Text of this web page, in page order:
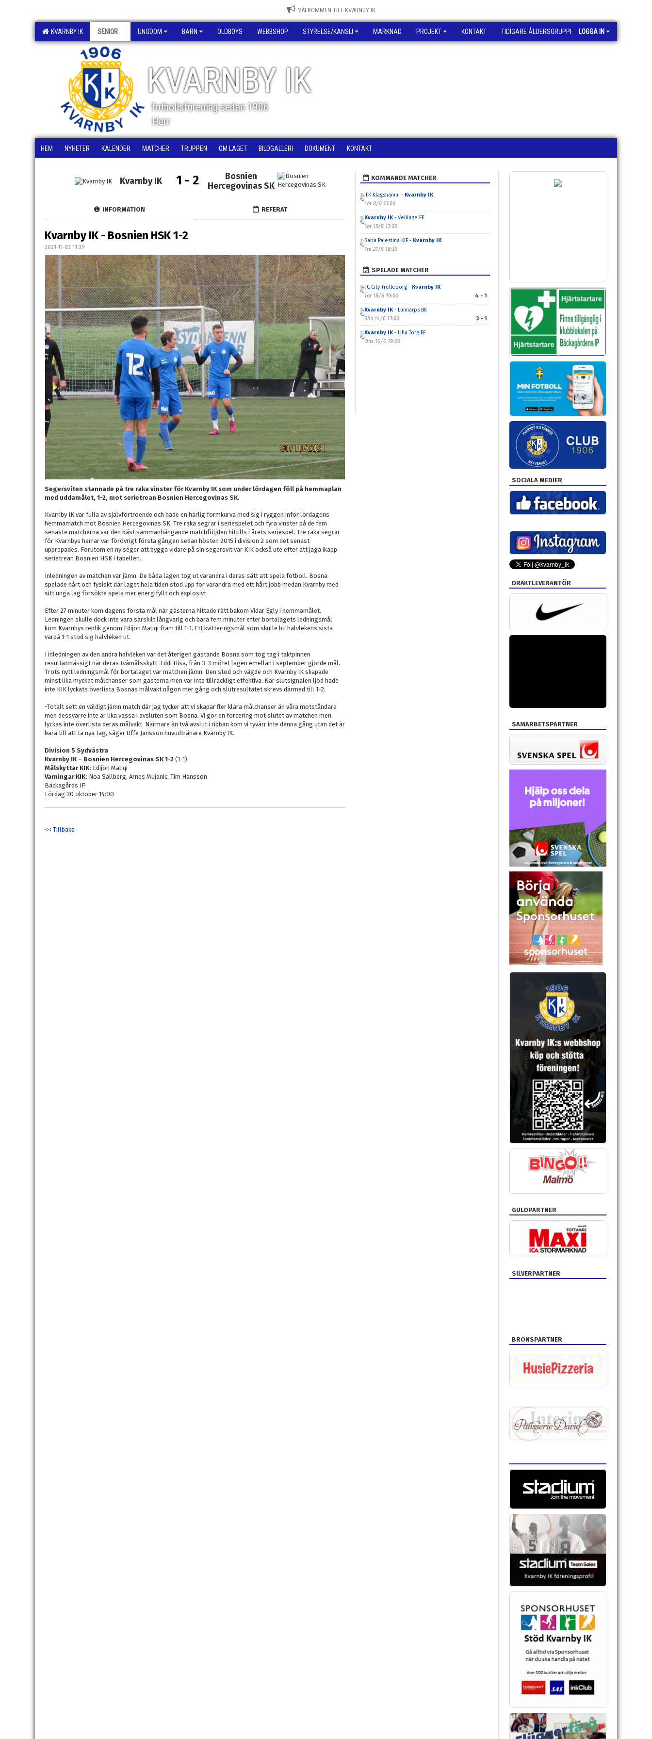
VÄLKOMMEN TILL KVARNBY IK
KVARNBY IK SENIOR UNGDOM BARN OLDBOYS WEBBSHOP STYRELSE/KANSLI MARKNAD PROJEKT KONTAKT TIDIGARE ÅLDERSGRUPPER LOGGA IN
KVARNBY IK
fotbollsförening sedan 1906
Herr
HEM NYHETER KALENDER MATCHER TRUPPEN OM LAGET BILDGALLERI DOKUMENT KONTAKT
Kvarnby IK 1 - 2
Bosnien
Hercegovinas SK
INFORMATION REFERAT
Kvarnby IK - Bosnien HSK 1-2
2021-11-03 11:39
Segersviten stannade på tre raka vinster för Kvarnby IK som under lördagen föll på hemmaplan
med uddamålet, 1-2, mot serietrean Bosnien Hercegovinas SK.
Kvarnby IK var fulla av självförtroende och hade en härlig formkurva med sig i ryggen inför lördagens
hemmamatch mot Bosnien Hercegovinas SK. Tre raka segrar i seriespelet och fyra vinster på de fem
senaste matcherna var den bäst sammanhängande matchföljden hittills i årets seriespel. Tre raka segrar
för Kvarnbys herrar var förövrigt första gången sedan hösten 2015 i division 2 som det senast
upprepades. Förutom en ny seger att bygga vidare på sin segersvit var KIK också ute efter att jaga ikapp
serietrean Bosnien HSK i tabellen.
Inledningen av matchen var jämn. De båda lagen tog ut varandra i deras sätt att spela fotboll. Bosna
spelade hårt och fysiskt där laget hela tiden stod upp för varandra med ett hårt jobb medan Kvarnby med
sitt unga lag försökte spela mer energifyllt och explosivt.
Efter 27 minuter kom dagens första mål när gästerna hittade rätt bakom Vidar Egly i hemmamålet.
Ledningen skulle dock inte vara särskilt långvarig och bara fem minuter efter bortalagets ledningsmål
kom Kvarnbys replik genom Edijon Maliqi fram till 1-1. Ett kvitteringsmål som skulle bli halvlekens sista
varpå 1-1 stod sig halvleken ut.
I inledningen av den andra halvleken var det återigen gästande Bosna som tog tag i taktpinnen
resultatmässigt när deras tvåmålsskytt, Eddi Hisa, från 3-3 mötet lagen emellan i september gjorde mål.
Trots nytt ledningsmål för bortalaget var matchen jämn. Den stod och vägde och Kvarnby IK skapade
minst lika mycket målchanser som gästerna men var inte tillräckligt effektiva. När slutsignalen ljöd hade
inte KIK lyckats överlista Bosnas målvakt någon mer gång och slutresultatet skrevs därmed till 1-2.
-Totalt sett en väldigt jämn match där jag tycker att vi skapar fler klara målchanser än våra motståndare
men dessvärre inte är lika vassa i avsluten som Bosna. Vi gör en forcering mot slutet av matchen men
lyckas inte överlista deras målvakt. Närmare än två avslut i ribban kom vi tyvärr inte denna gång utan det är
bara till att ta nya tag, säger Uffe Jansson huvudtränare Kvarnby IK.
Division 5 Sydvästra
Kvarnby IK – Bosnien Hercegovinas SK 1-2 (1-1)
Målskyttar KIK: Edijon Maliqi
Varningar KIK: Noa Sällberg, Arnes Mujanic, Tim Hansson
Bäckagårds IP
Lördag 30 oktober 14:00
<< Tillbaka
KOMMANDE MATCHER
IFK Klagshamn - Kvarnby IK
Lör 8/8 13:00
Kvarnby IK- Vellinge FF
Lör 15/8 13:00
Saba Palestina KIF - Kvarnby IK
Fre 21/8 18:30
SPELADE MATCHER
FC City Trelleborg - Kvarnby IK
Tor 18/6 19:00
4 - 1
Kvarnby IK- Lunnarps BK
Sön 14/6 13:00
3 - 1
Kvarnby IK- Lilla Torg FF
Ons 10/6 19:00
SOCIALA MEDIER
DRÄKTLEVERANTÖR
SAMARBETSPARTNER
GULDPARTNER
SILVERPARTNER
BRONSPARTNER